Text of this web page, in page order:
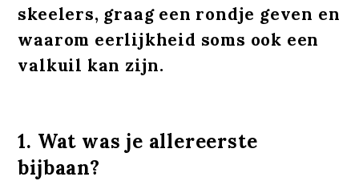
skeelers, graag een rondje geven en
waarom eerlijkheid soms ook een
valkuil kan zijn.
1. Wat was je allereerste
bijbaan?